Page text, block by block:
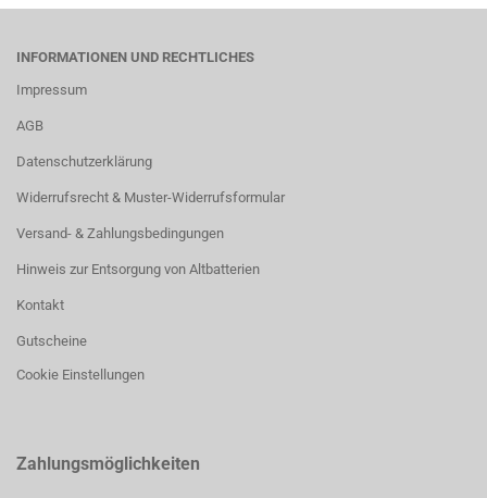
INFORMATIONEN UND RECHTLICHES
Impressum
AGB
Datenschutzerklärung
Widerrufsrecht & Muster-Widerrufsformular
Versand- & Zahlungsbedingungen
Hinweis zur Entsorgung von Altbatterien
Kontakt
Gutscheine
Cookie Einstellungen
Zahlungsmöglichkeiten